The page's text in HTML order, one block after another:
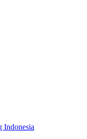
Indonesia